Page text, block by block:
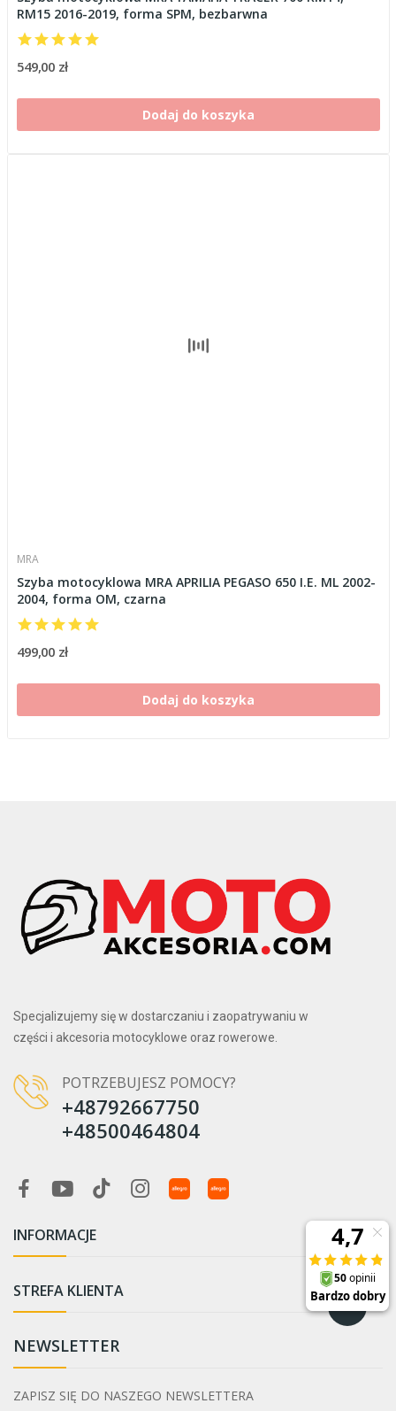
RM15 2016-2019, forma SPM, bezbarwna
549,00 zł
Dodaj do koszyka
MRA
Szyba motocyklowa MRA APRILIA PEGASO 650 I.E. ML 2002-
2004, forma OM, czarna
499,00 zł
Dodaj do koszyka
Specjalizujemy się w dostarczaniu i zaopatrywaniu w
części i akcesoria motocyklowe oraz rowerowe.
POTRZEBUJESZ POMOCY?
+48792667750
+48500464804
INFORMACJE 
STREFA KLIENTA 
NEWSLETTER
ZAPISZ SIĘ DO NASZEGO NEWSLETTERA